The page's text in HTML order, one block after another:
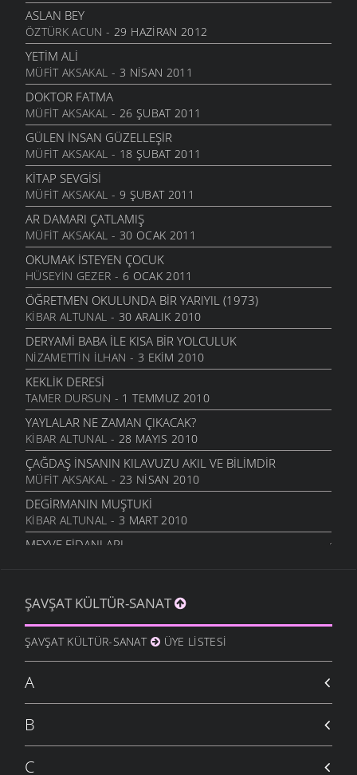
ASLAN BEY
ÖZTÜRK ACUN - 29 HAZIRAN 2012
YETIM ALI
MÜFIT AKSAKAL - 3 NISAN 2011
DOKTOR FATMA
MÜFIT AKSAKAL - 26 ŞUBAT 2011
GÜLEN İNSAN GÜZELLEŞIR
MÜFIT AKSAKAL - 18 ŞUBAT 2011
KITAP SEVGISI
MÜFIT AKSAKAL - 9 ŞUBAT 2011
AR DAMARI ÇATLAMIŞ
MÜFIT AKSAKAL - 30 OCAK 2011
OKUMAK İSTEYEN ÇOCUK
HÜSEYIN GEZER - 6 OCAK 2011
ÖĞRETMEN OKULUNDA BIR YARIYIL (1973)
KIBAR ALTUNAL - 30 ARALIK 2010
DERYAMI BABA İLE KISA BIR YOLCULUK
NIZAMETTIN İLHAN - 3 EKIM 2010
KEKLIK DERESI
TAMER DURSUN - 1 TEMMUZ 2010
YAYLALAR NE ZAMAN ÇIKACAK?
KIBAR ALTUNAL - 28 MAYIS 2010
ÇAĞDAŞ İNSANIN KILAVUZU AKIL VE BILIMDIR
MÜFIT AKSAKAL - 23 NISAN 2010
DEGIRMANIN MUŞTUKI
KIBAR ALTUNAL - 3 MART 2010
MEYVE FIDANLARI
ŞAVŞAT.COM- 11 OCAK 2010
ZAMAN KIRALIKMIŞ MEĞER
İSMET ACI- 9 OCAK 2010
DÜŞÜNCEYI BEYNI İLE BEYNIMIZE KAZDI
İSMET ACI
KÖYE GIDELIM
İSMET ACI
ŞAVŞAT KÜLTÜR-SANAT
ŞAVŞAT KÜLTÜR-SANAT ÜYE LISTESI
A
B
C